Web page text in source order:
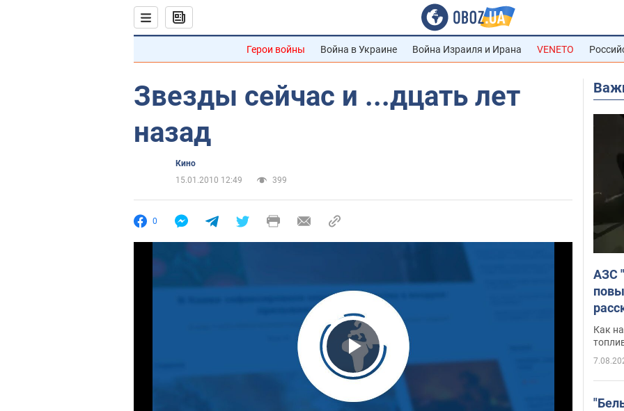
Герои войны Война в Украине Война Израиля и Ирана VENETO
Звезды сейчас и ...дцать лет
назад
Кино
15.01.2010 12:49
399
0
Play Video
АЗС
Как